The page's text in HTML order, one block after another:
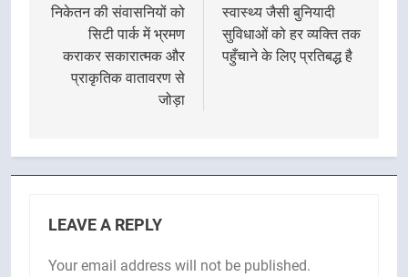
निकेतन की संवासनियों को
सिटी पार्क में भ्रमण
कराकर सकारात्मक और
प्राकृतिक वातावरण से
जोड़ा
स्वास्थ्य जैसी बुनियादी
सुविधाओं को हर व्यक्ति तक
पहुँचाने के लिए प्रतिबद्ध है
LEAVE A REPLY
Your email address will not be published.